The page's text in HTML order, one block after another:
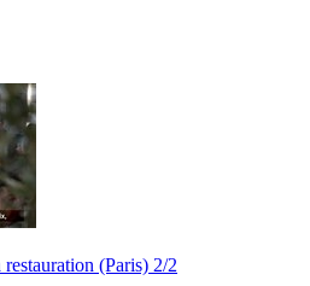
(Paris) 2/2